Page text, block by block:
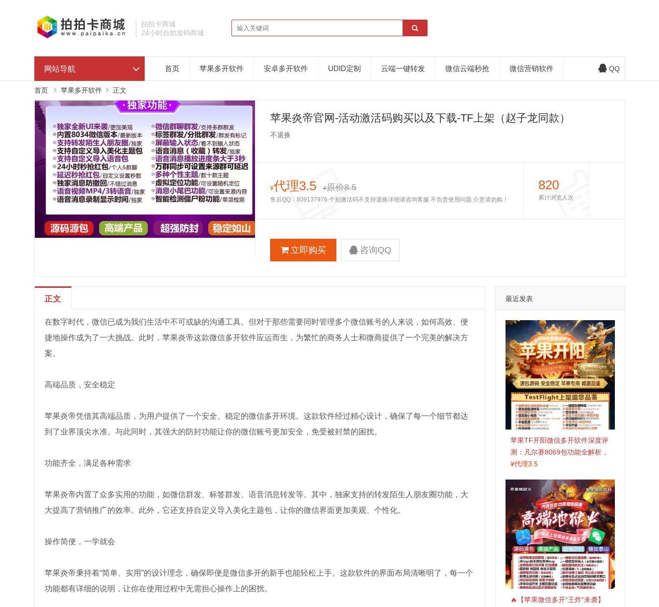
拍拍卡商城
24小时自助发码商城
网站导航 首页 苹果多开软件 安卓多开软件 UDID定制 云端一键转发 微信云端秒抢 微信营销软件 QQ
首页 苹果多开软件 正文
苹果炎帝官网-活动激活码购买以及下载-TF上架（赵子龙同款）
不退换
¥代理3.5 ¥原价8.5
售后QQ：809137976 个别激活码不支持退换详细请咨询客服 不负责使用问题 介意请勿购！
820
累计浏览人次
立即购买 咨询QQ
正文
在数字时代，微信已成为我们生活中不可或缺的沟通工具。但对于那些需要同时管理多个微信账号的人来说，如何高效、便
捷地操作成为了一大挑战。此时，苹果炎帝这款微信多开软件应运而生，为繁忙的商务人士和微商提供了一个完美的解决方
案。
高端品质，安全稳定
苹果炎帝凭借其高端品质，为用户提供了一个安全、稳定的微信多开环境。这款软件经过精心设计，确保了每一个细节都达
到了业界顶尖水准。与此同时，其强大的防封功能让你的微信账号更加安全，免受被封禁的困扰。
功能齐全，满足各种需求
苹果炎帝内置了众多实用的功能，如微信群发、标签群发、语音消息转发等。其中，独家支持的转发陌生人朋友圈功能，大
大提高了营销推广的效率。此外，它还支持自定义导入美化主题包，让你的微信界面更加美观、个性化。
操作简便，一学就会
苹果炎帝秉持着“简单、实用”的设计理念，确保即便是微信多开的新手也能轻松上手。这款软件的界面布局清晰明了，每一个
功能都有详细的说明，让你在使用过程中无需担心操作上的困扰。
最近发表
苹果TF开阳微信多开软件深度评
测：凡尔赛8069包功能全解析，
TestFlight稳定版上架，激活认准
¥代理3.5
🔥【苹果微信多开“王炸”来袭】